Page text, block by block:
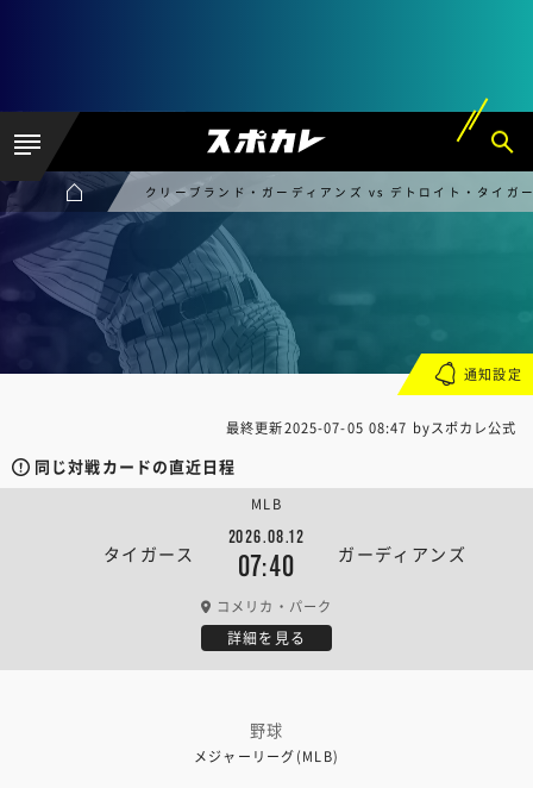
クリーブランド・ガーディアンズ vs デトロイト・タイガ
最終更新2025-07-05 08:47 byスポカレ公式
同じ対戦カードの直近日程
タイガース
2026.08.12
07:40 ガーディアンズ
MLB
コメリカ・パーク
詳細を見る
野球
メジャーリーグ(MLB)
通知設定